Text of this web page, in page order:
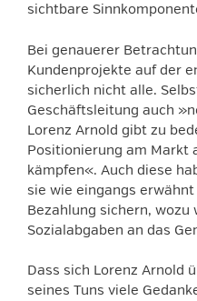
sichtbare
Bei genauerer
Kundenprojekte auf der
sicherlich nicht alle.
Geschäftsleitung auch
Lorenz Arnold gibt zu
Positionierung am Markt
kämpfen«. Auch diese
sie wie eingangs
Bezahlung sichern, wozu
Sozialabgaben an das
Dass sich Lorenz Arnold
seines Tuns viele